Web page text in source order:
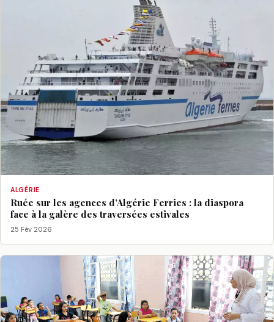
ALGÉRIE
Ruée sur les agences d’Algérie Ferries : la diaspora
face à la galère des traversées estivales
25 Fév 2026